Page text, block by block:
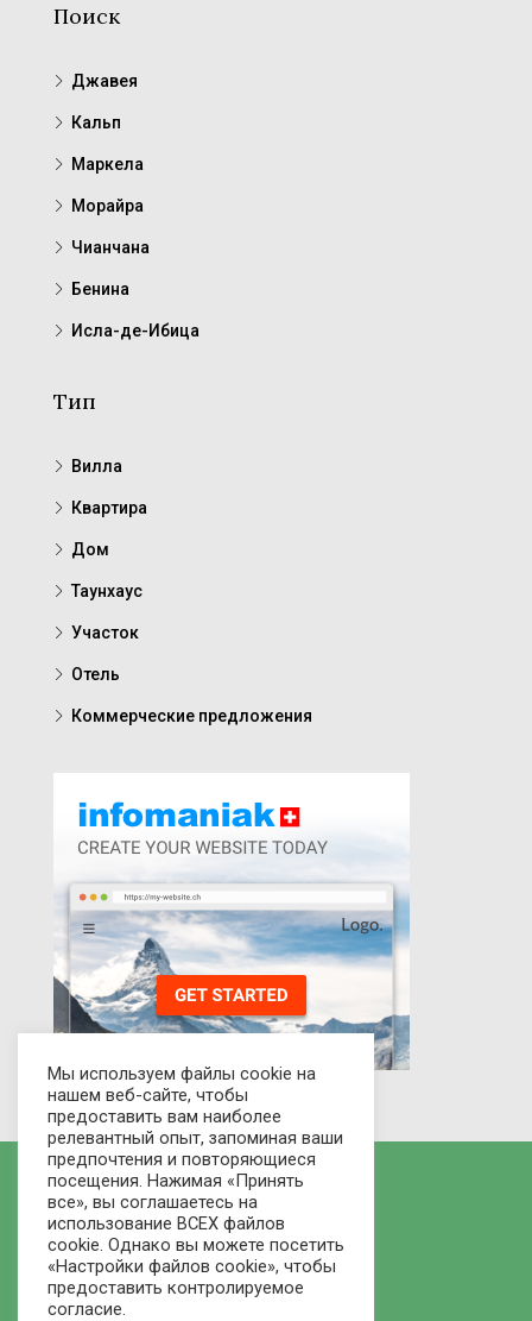
Поиск
Джавея
Кальп
Маркела
Морайра
Чианчана
Бенина
Исла-де-Ибица
Тип
Вилла
Квартира
Дом
Таунхаус
Участок
Отель
Коммерческие предложения
Мы используем файлы cookie на
нашем веб-сайте, чтобы
предоставить вам наиболее
релевантный опыт, запоминая ваши
предпочтения и повторяющиеся
посещения. Нажимая «Принять
все», вы соглашаетесь на
использование ВСЕХ файлов
cookie. Однако вы можете посетить
«Настройки файлов cookie», чтобы
предоставить контролируемое
согласие.